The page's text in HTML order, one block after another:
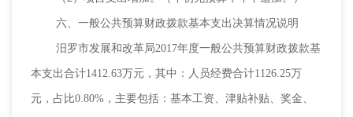
六、一般公共预算财政拨款基本支出决算情况说明
汨罗市发展和改革局2017年度一般公共预算财政拨款基
本支出合计1412.63万元，其中：人员经费合计1126.25万
元，占比0.80%，主要包括：基本工资、津贴补贴、奖金、